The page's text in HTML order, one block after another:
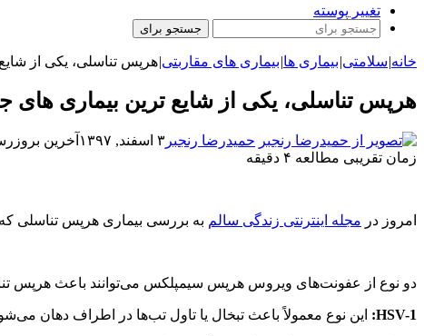
تغییر پوسته
جستجو برای
خانه|سلامتی|بیماری ها|بیماری های مقاربتی|هرپس تناسلی، یکی از
هرپس تناسلی، یکی از شایع ترین بیماری های
حمیدرضا رنجبر ۳ اسفند, ۱۳۹۷
آخرین بروزرسانی: ۳
زمان تقریبی مطالعه ۴ دقیقه
امروز در مجله اینترنتی زندگی سالم به بررسی بیماری هرپس تناسلی
دو نوع از عفونت‌های ویروس هرپس سیمپلکس می‌توانند باعث هرپس
HSV-1: این نوع معمولاً باعث تبخال یا تاول تب‌ها در اطراف دهان